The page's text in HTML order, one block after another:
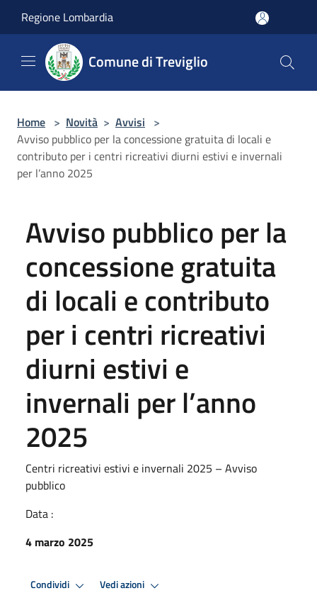
Regione Lombardia
Comune di Treviglio
Home > Novità > Avvisi >
Avviso pubblico per la concessione gratuita di locali e
contributo per i centri ricreativi diurni estivi e invernali
per l’anno 2025
Avviso pubblico per la
concessione gratuita
di locali e contributo
per i centri ricreativi
diurni estivi e
invernali per l’anno
2025
Centri ricreativi estivi e invernali 2025 – Avviso
pubblico
Data :
4 marzo 2025
Condividi Vedi azioni